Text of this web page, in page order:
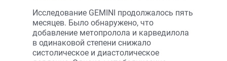
Исследование GEMINI продолжалось пять
месяцев. Было обнаружено, что
добавление метопролола и карведилола
в одинаковой степени снижало
систолическое и диастолическое